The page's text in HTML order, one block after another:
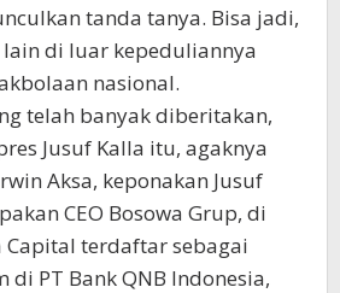
tanda tanya. Bisa jadi,
di luar kepeduliannya
nasional.
telah banyak diberitakan,
Jusuf Kalla itu, agaknya
Aksa, keponakan Jusuf
CEO Bosowa Grup, di
Capital terdaftar sebagai
di PT Bank QNB Indonesia,